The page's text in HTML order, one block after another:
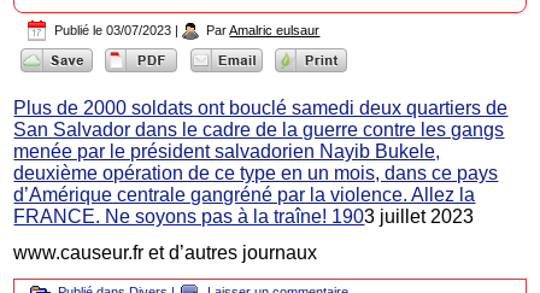
Publié le 03/07/2023 | Par Amalric eulsaur
Plus de 2000 soldats ont bouclé samedi deux quartiers de
San Salvador dans le cadre de la guerre contre les gangs
menée par le président salvadorien Nayib Bukele,
deuxième opération de ce type en un mois, dans ce pays
d’Amérique centrale gangréné par la violence. Allez la
FRANCE. Ne soyons pas à la traîne! 1903 juillet 2023
www.causeur.fr et d’autres journaux